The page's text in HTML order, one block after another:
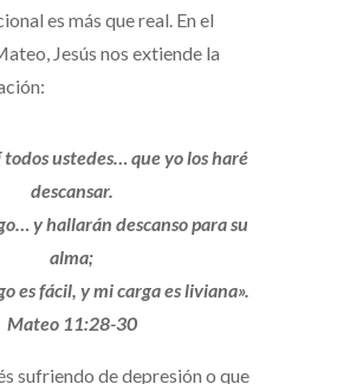
es más que real. En el
Jesús nos extiende la
todos ustedes… que yo los haré
descansar.
y hallarán descanso para su
alma;
es fácil, y mi carga es liviana».
Mateo 11:28-30
sufriendo de depresión o que